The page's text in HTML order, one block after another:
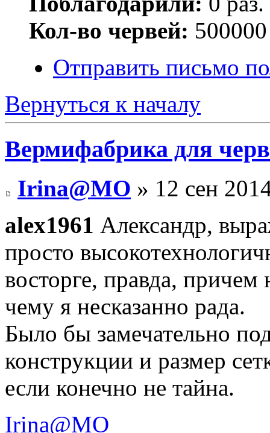
Кол-во червей: 500000
Отправить письмо
Вернуться к началу
Вермифабрика для
Irina@MO » 12 сен
alex1961 Александр,
просто
восторге, правда, причем
чему я несказанно рада.
Было бы замечательно
конструкции и размер
если конечно не тайна.
Irina@MO